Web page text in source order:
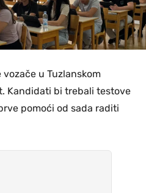
u Tuzlanskom
Kandidati bi trebali testove
pomoći od sada raditi